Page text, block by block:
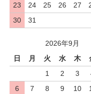
23
24 25 26 27
30
31
2026年9月
日
月 火 水 木
1
2 3
6
7 8 9 10